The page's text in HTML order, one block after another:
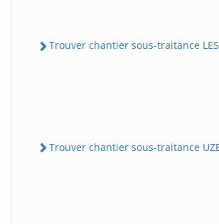
Trouver chantier sous-traitance LES
Trouver chantier sous-traitance